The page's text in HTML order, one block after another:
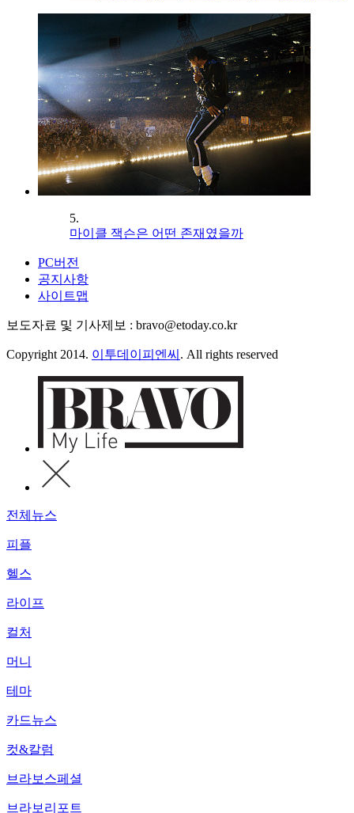
5.
마이클 잭슨은 어떤 존재였을까
PC버전
공지사항
사이트맵
보도자료 및 기사제보 : bravo@etoday.co.kr
Copyright 2014. 이투데이피엔씨 . All rights reserved
전체뉴스
피플
헬스
라이프
컬처
머니
테마
카드뉴스
컷&칼럼
브라보스페셜
브라보리포트